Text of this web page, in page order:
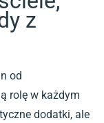
z
od
rolę w każdym
dodatki, ale